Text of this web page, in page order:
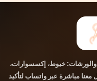
خيوط، إكسسوارات،
معنا مباشرة عبر واتساب لتأكيد